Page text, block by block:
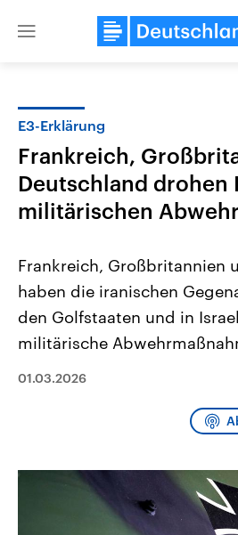
Close
USA
Aktuelle Beiträge, Analysen und
Hintergründe
Wirtschaftlich und militärisch
den mächtigsten Ländern der Erde,
Audio-Archiv
E3-Erklärung
Frankreich,
Deutschland drohen
militärischen
Frankreich, Großbritannien
haben die iranischen
den Golfstaaten und in
militärische
01.03.2026